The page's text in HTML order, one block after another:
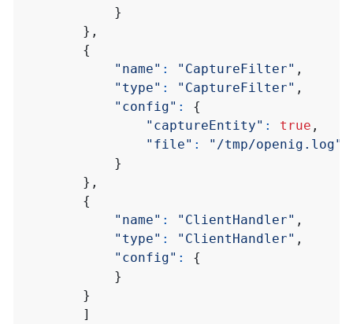
}
},
{
"name" : "CaptureFilter" ,
"type" : "CaptureFilter" ,
"config" :
{
"captureEntity" : true ,
"file" :
"/tmp/openig.log"
}
},
{
"name" : "ClientHandler" ,
"type" : "ClientHandler" ,
"config" :
{
}
}
]